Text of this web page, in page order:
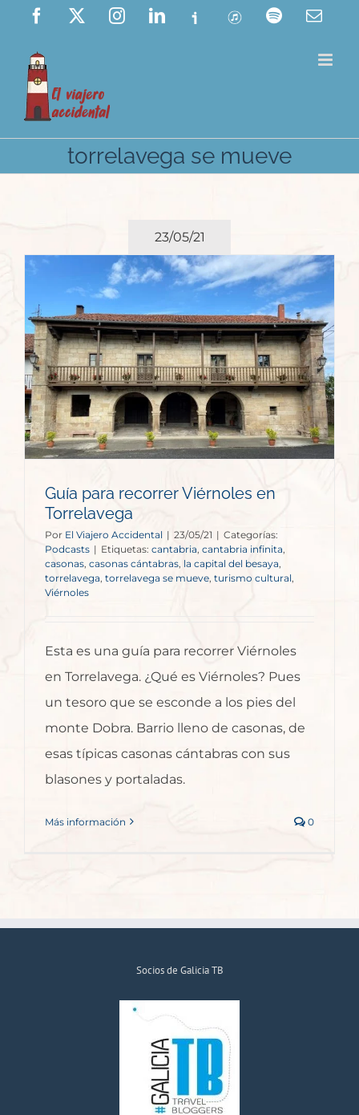
Saltar
contenido
Facebook InstagramLinkedIn
Ivoox ITunes Spotify
torrelavega se mueve
23/05/21
Guía para recorrer Viérnoles en
Torrelavega
Por El Viajero Accidental | 23/05/21 | Categorías:
Podcasts | Etiquetas: cantabria cantabria infinita,
casonas casonas cántabras, la capital del besaya
torrelavega torrelavega se mueve, turismo cultural,
Viérnoles
Esta es una guía para recorrer Viérnoles
en Torrelavega. ¿Qué es Viérnoles? Pues
un tesoro que se esconde a los pies del
monte Dobra. Barrio lleno de casonas, de
esas típicas casonas cántabras con sus
blasones y portaladas.
Más información 0
Socios de Galicia TB